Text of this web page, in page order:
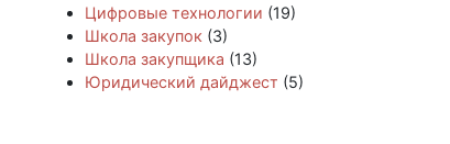
Цифровые технологии (19)
Школа закупок (3)
Школа закупщика (13)
Юридический дайджест (5)